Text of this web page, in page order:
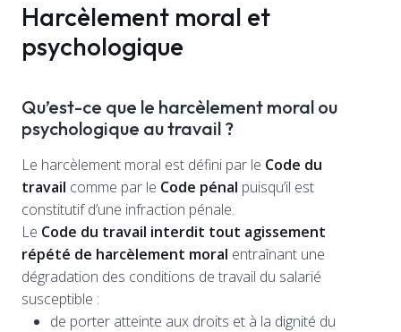
Harcèlement moral et
psychologique
Qu’est-ce que le harcèlement moral ou
psychologique au travail ?
Le harcèlement moral est défini par le Code du
travail comme par le Code pénal puisqu’il est
constitutif d’une infraction pénale.
Le Code du travail interdit tout agissement
répété de harcèlement moral entraînant une
dégradation des conditions de travail du salarié
susceptible :
de porter atteinte aux droits et à la dignité du